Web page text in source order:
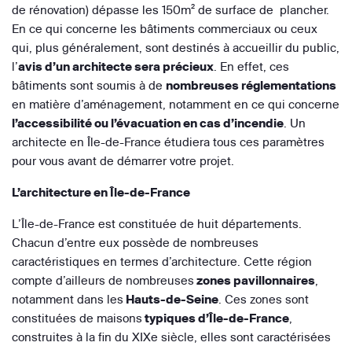
de rénovation) dépasse les 150m² de surface de plancher.
En ce qui concerne les bâtiments commerciaux ou ceux
qui, plus généralement, sont destinés à accueillir du public,
l’avis d’un architecte sera précieux. En effet, ces
bâtiments sont soumis à de nombreuses réglementations
en matière d’aménagement, notamment en ce qui concerne
l’accessibilité ou l’évacuation en cas d’incendie. Un
architecte en Île-de-France étudiera tous ces paramètres
pour vous avant de démarrer votre projet.
L’architecture en Île-de-France
L’Île-de-France est constituée de huit départements.
Chacun d’entre eux possède de nombreuses
caractéristiques en termes d’architecture. Cette région
compte d’ailleurs de nombreuses zones pavillonnaires,
notamment dans les Hauts-de-Seine. Ces zones sont
constituées de maisons typiques d’Île-de-France,
construites à la fin du XIXe siècle, elles sont caractérisées